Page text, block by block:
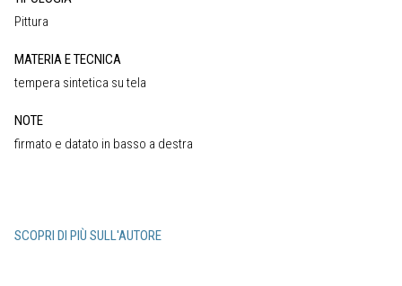
Pittura
MATERIA E TECNICA
tempera sintetica su tela
NOTE
firmato e datato in basso a destra
SCOPRI DI PIÙ SULL'AUTORE